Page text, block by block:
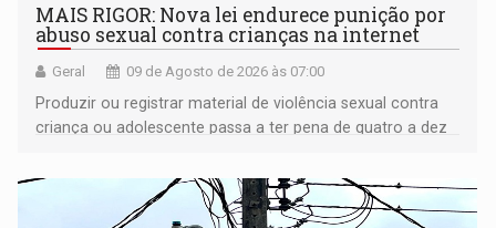
MAIS RIGOR: Nova lei endurece punição por
abuso sexual contra crianças na internet
Geral 09 de Agosto de 2026 às 07:00
Produzir ou registrar material de violência sexual contra
criança ou adolescente passa a ter pena de quatro a dez